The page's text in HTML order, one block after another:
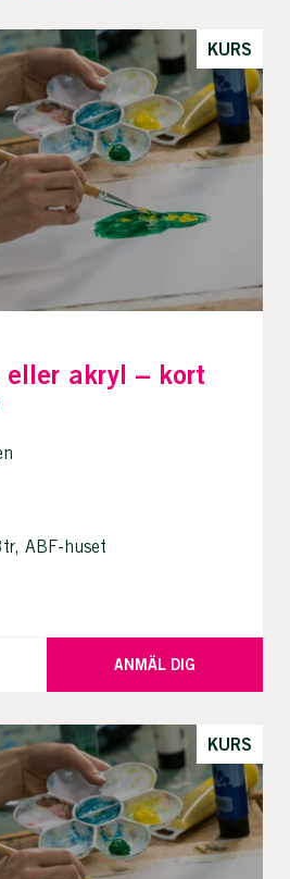
KURS
akryl – kort
ABF-huset
ANMÄL DIG
KURS